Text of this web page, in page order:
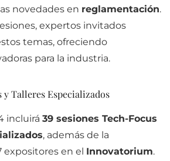
novedades en reglamentación.
expertos invitados
temas, ofreciendo
para la industria.
y Talleres Especializados
incluirá 39 sesiones Tech-Focus
, además de la
expositores en el Innovatorium.